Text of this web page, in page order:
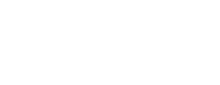
R410A, R500, R502, R507.